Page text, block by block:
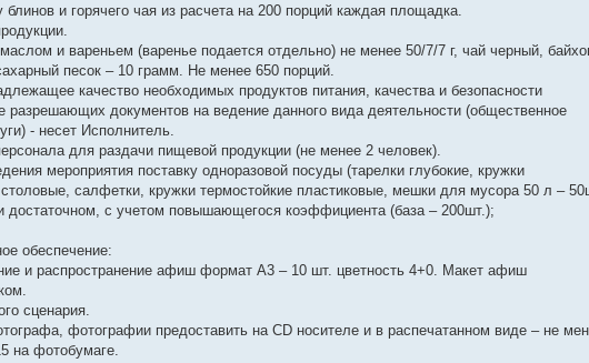
и горячего чая из расчета на 200 порций каждая площадка.
и вареньем (варенье подается отдельно) не менее 50/7/7 г, чай черный,
песок – 10 грамм. Не менее 650 порций.
качество необходимых продуктов питания, качества и безопасности
разрешающих документов на ведение данного вида деятельности (общественное
- несет Исполнитель.
для раздачи пищевой продукции (не менее 2 человек).
мероприятия поставку одноразовой посуды (тарелки глубокие, кружки
салфетки, кружки термостойкие пластиковые, мешки для мусора 50 л –
достаточном, с учетом повышающегося коэффициента (база – 200шт.);
обеспечение:
и распространение афиш формат А3 – 10 шт. цветность 4+0. Макет афиш
сценария.
фотографии предоставить на СD носителе и в распечатанном виде – не
на фотобумаге.